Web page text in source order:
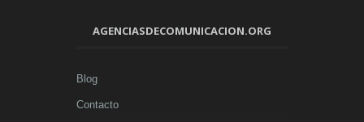
AGENCIASDECOMUNICACION.ORG
Blog
Contacto